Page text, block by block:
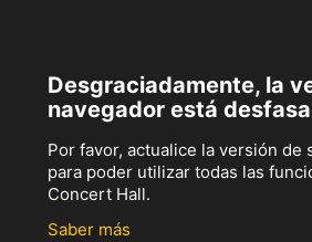
Desgraciadamente, la
navegador está
Por favor, actualice la versión de
para poder utilizar todas las
Concert Hall.
Saber más